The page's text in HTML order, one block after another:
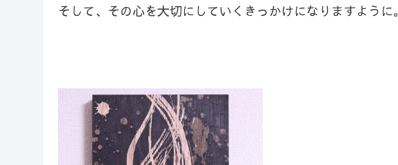
そして、その心を大切にしていくきっかけになりますように。